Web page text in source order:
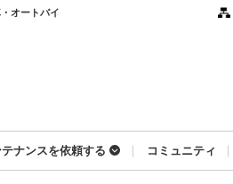
オートバイ
ナンスを依頼する コミュニティ